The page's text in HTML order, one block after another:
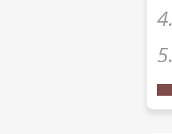
4.
5.